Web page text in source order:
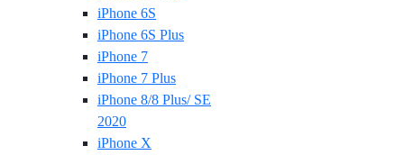
iPhone 6S
iPhone 6S Plus
iPhone 7
iPhone 7 Plus
iPhone 8/8 Plus/ SE
2020
iPhone X